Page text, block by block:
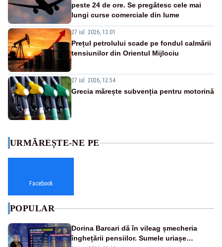
peste 24 de ore. Se pregătesc cele mai
lungi curse comerciale din lume
27 iul. 2026, 13:01
Prețul petrolului scade pe fondul calmării
tensiunilor din Orientul Mijlociu
27 iul. 2026, 12:54
Grecia mărește subvenția pentru motorină
URMĂREȘTE-NE PE
Facebook
POPULAR
Dorina Barcari dă în vileag șmecheria
înghețării pensiilor. Sumele uriașe